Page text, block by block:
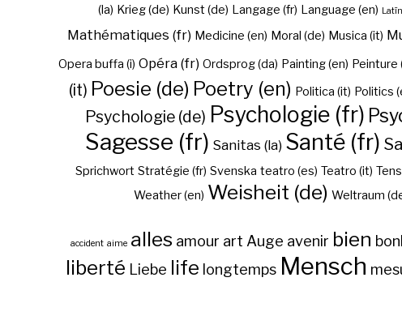
(la) Krieg (de) Kunst (de) Langage (fr) Language (en)
Mathématiques (fr) Medicine (en) Moral (de) Musica (it)
Opera buffa (i) Opéra (fr) Ordsprog (da) Painting (en) Peinture
(it) Poesie (de) Poetry (en) Politica (it) Politics
Psychologie (de) Psychologie (fr)
Sagesse (fr) Sanitas (la) Santé (fr)
Sprichwort Stratégie (fr) Svenska teatro (es) Teatro (it)
Weather (en) Weisheit (de) Weltraum
accident aime alles amour art Auge avenir bien
liberté Liebe life longtemps Mensch